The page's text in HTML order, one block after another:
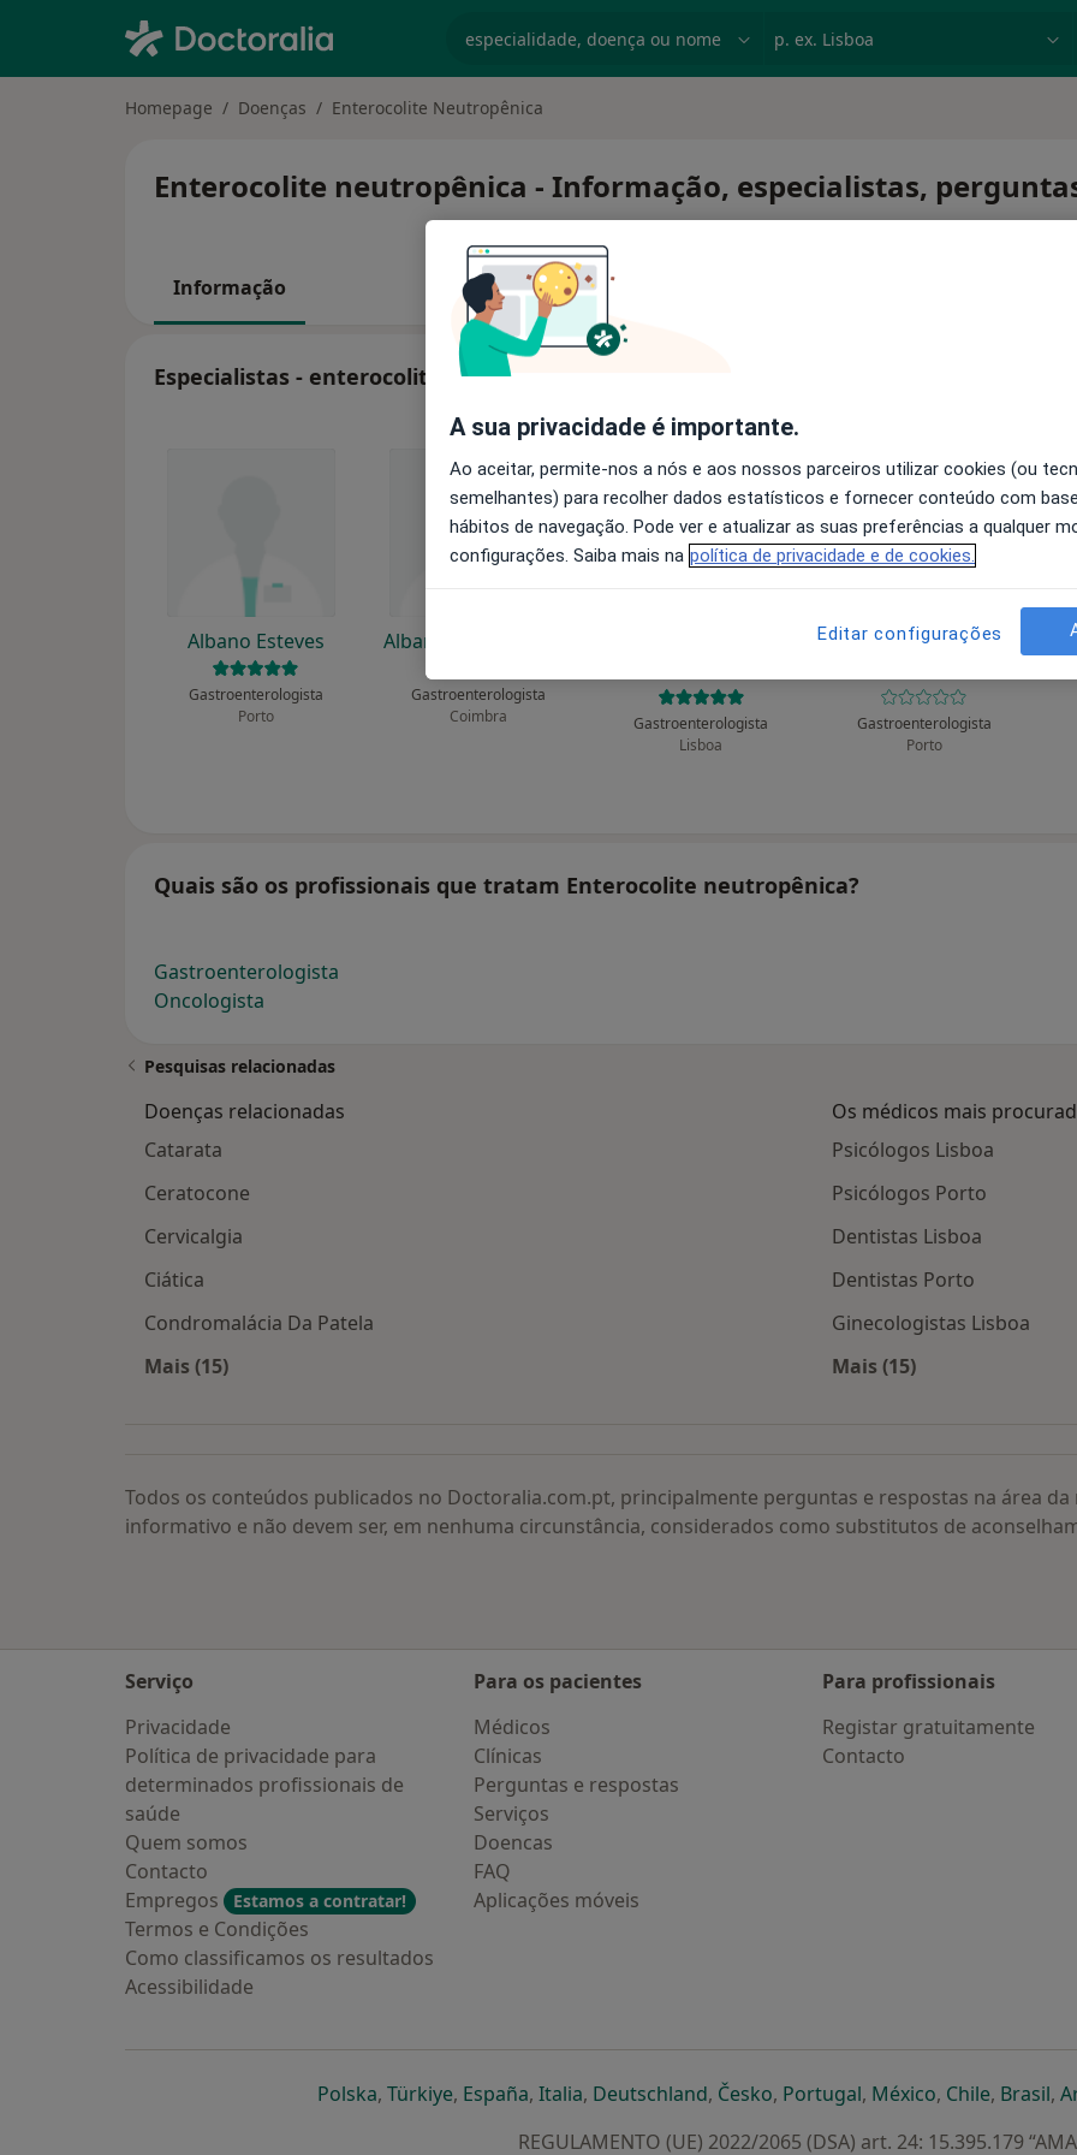
Homepage Doenças Enterocolite Neutropênica
Enterocolite neutropênica - Informação, especialistas,
Informação
Especialistas - enterocolite neutropênica
Albano Esteves
Gastroenterologista
Porto
Albano Martins Rosa
Gastroenterologista
Coimbra
Gastroenterologista
Lisboa
Álvaro Almeida
Gastroenterologista
Porto
Quais são os profissionais que tratam Enterocolite neutropênica?
Gastroenterologista
Oncologista
Pesquisas relacionadas
Doenças relacionadas
Catarata
Ceratocone
Cervicalgia
Ciática
Condromalácia Da Patela
Mais (15)
Os médicos mais
Psicólogos Lisboa
Psicólogos Porto
Dentistas Lisboa
Dentistas Porto
Ginecologistas Lisboa
Mais (15)
Todos os conteúdos publicados no Doctoralia.com.pt, principalmente perguntas e respostas na área
informativo e não devem ser, em nenhuma circunstância, considerados como substitutos de
Serviço
Privacidade
Política de privacidade para
determinados profissionais de
saúde
Quem somos
Contacto
Empregos
Estamos a contratar!
Termos e Condições
Como classificamos os resultados
Acessibilidade
Para os pacientes
Médicos
Clínicas
Perguntas e respostas
Serviços
Doencas
FAQ
Aplicações móveis
Para profissionais
Registar gratuitamente
Contacto
Polskaabre num novo separador
, Türkiyeabre num novo separador
, Españaabre num novo separador
, Italiaabre num novo separador
, Deutschlandabre num novo separador
, Českoabre num novo separador
, Portugalabre num novo
, Méxicoabre num
, Chileabre
, Brasil,
REGULAMENTO (UE) 2022/2065 (DSA) art. 24: 15.395.179
A sua privacidade é importante.
Ao aceitar, permite-nos a nós e aos nossos parceiros utilizar cookies (ou
semelhantes) para recolher dados estatísticos e fornecer conteúdo com
hábitos de navegação. Pode ver e atualizar as suas preferências a qualquer
configurações. Saiba mais na política de privacidade e de cookies.
Editar configurações